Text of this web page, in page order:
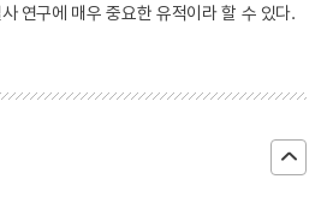
연구에 매우 중요한 유적이라 할 수 있다.